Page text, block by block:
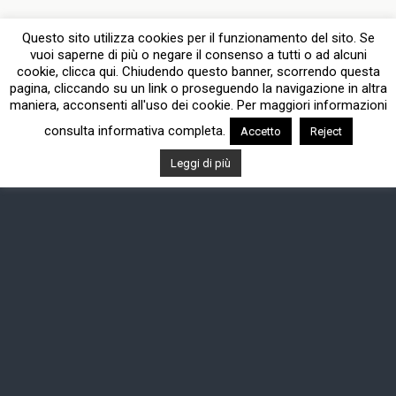
Questo sito utilizza cookies per il funzionamento del sito. Se
vuoi saperne di più o negare il consenso a tutti o ad alcuni
cookie, clicca qui. Chiudendo questo banner, scorrendo questa
pagina, cliccando su un link o proseguendo la navigazione in altra
maniera, acconsenti all'uso dei cookie. Per maggiori informazioni
consulta informativa completa.
Accetto Reject
Leggi di più